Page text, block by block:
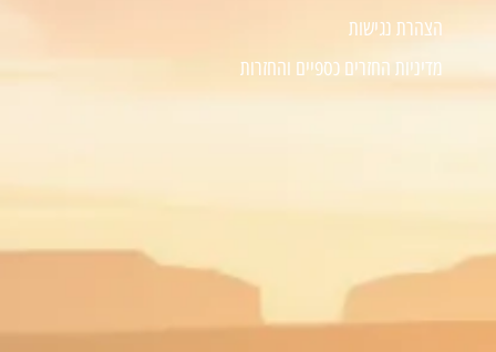
הצהרת נגישות
מדיניות החזרים כספיים והחזרות